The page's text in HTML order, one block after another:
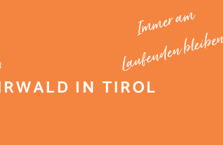
Immer am
Laufenden
IN TIROL